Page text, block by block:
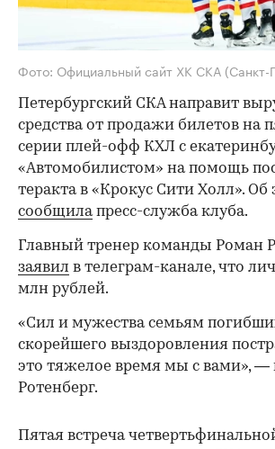
Фото: Официальный сайт ХК СКА (Санкт-
Петербургский СКА направит
средства от продажи билетов на
серии плей-офф КХЛ с
«Автомобилистом» на помощь
теракта в «Крокус Сити Холл». Об
сообщилапресс-служба клуба.
Главный тренер команды Роман
заявил в телеграм-канале, что
млн рублей.
«Сил и мужества семьям
скорейшего выздоровления
это тяжелое время мы с вами», —
Ротенберг.
Пятая встреча